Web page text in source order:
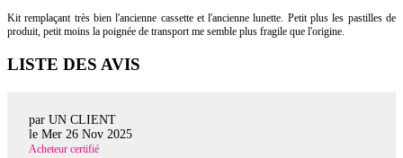
Kit remplaçant très bien l'ancienne cassette et l'ancienne lunette. Petit plus les pastilles de
produit, petit moins la poignée de transport me semble plus fragile que l'origine.
LISTE DES AVIS
par UN CLIENT
le Mer 26 Nov 2025
Acheteur certifié